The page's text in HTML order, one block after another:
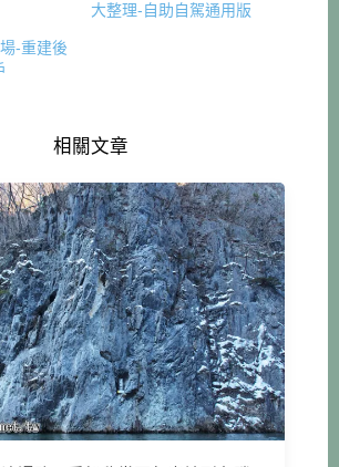
大整理-自助自駕通用版
-重建後
相關文章